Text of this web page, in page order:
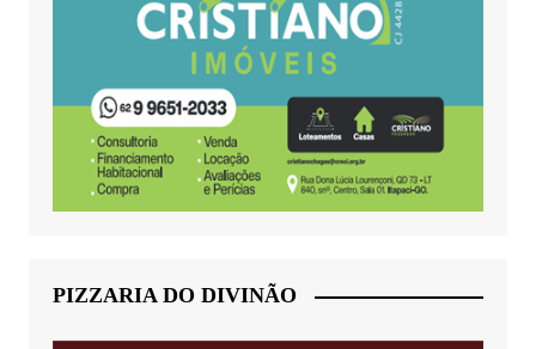
PIZZARIA DO DIVINÃO